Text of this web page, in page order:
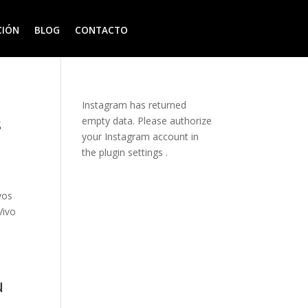
BLOG CONTACTO
Instagram has returned
empty data. Please authorize
your Instagram account in
theplugin settings .